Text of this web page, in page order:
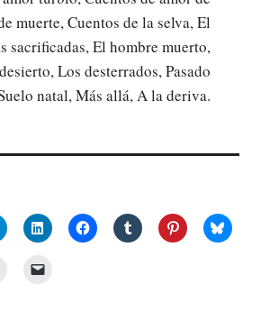
muerte, Cuentos de la selva, El
sacrificadas, El hombre muerto,
Los desterrados, Pasado
natal, Más allá, A la deriva.